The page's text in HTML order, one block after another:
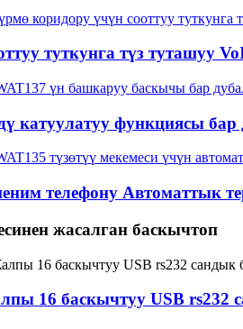
туткунга түз туташуу
катуулатуу функциясы бар
телефону Автоматтык
жасалган баскычтоп
16 баскычтуу USB rs232